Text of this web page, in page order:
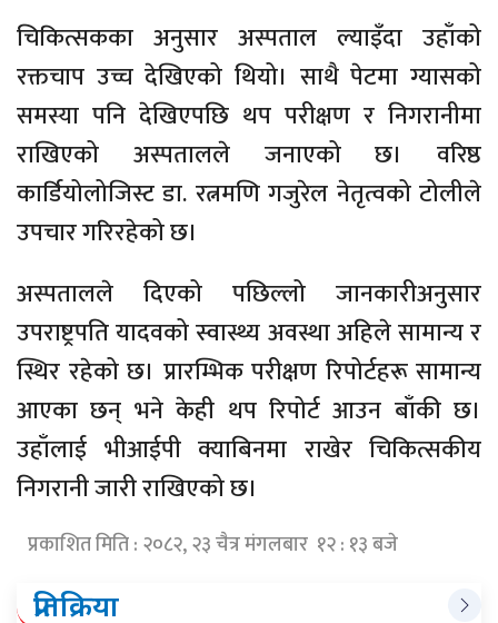
चिकित्सकका अनुसार अस्पताल ल्याइँदा उहाँको
रक्तचाप उच्च देखिएको थियो। साथै पेटमा ग्यासको
समस्या पनि देखिएपछि थप परीक्षण र निगरानीमा
राखिएको अस्पतालले जनाएको छ। वरिष्ठ
कार्डियोलोजिस्ट डा. रत्नमणि गजुरेल नेतृत्वको टोलीले
उपचार गरिरहेको छ।
अस्पतालले दिएको पछिल्लो जानकारीअनुसार
उपराष्ट्रपति यादवको स्वास्थ्य अवस्था अहिले सामान्य र
स्थिर रहेको छ। प्रारम्भिक परीक्षण रिपोर्टहरू सामान्य
आएका छन् भने केही थप रिपोर्ट आउन बाँकी छ।
उहाँलाई भीआईपी क्याबिनमा राखेर चिकित्सकीय
निगरानी जारी राखिएको छ।
प्रकाशित मिति : २०८२, २३ चैत्र मंगलबार १२ : १३ बजे
प्रतिक्रिया